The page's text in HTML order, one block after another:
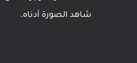
شاهد الصورة أدناه.